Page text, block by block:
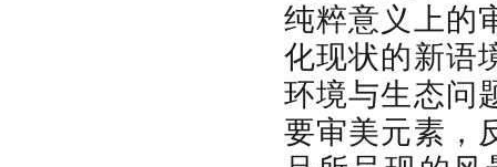
纯粹意义上的
化现状的新语
环境与生态问
要审美元素，